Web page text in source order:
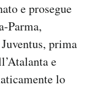
e prosegue
Parma,
prima
e
lo